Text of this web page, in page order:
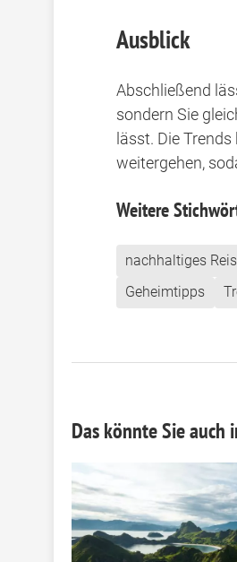
Ausblick
Abschließend
sondern Sie
lässt. Die
weitergehen,
Weitere
nachhaltiges
Geheimtipps
Das könnte Sie auch